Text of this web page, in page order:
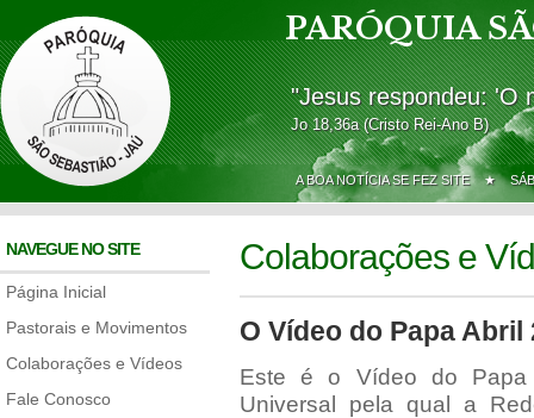
PARÓQUIA
"Jesus respondeu: 'O
Jo 18,36a (Cristo Rei-Ano B)
A BOA NOTÍCIA SE FEZ SITE ★
NAVEGUE NO SITE
Página Inicial
Pastorais e Movimentos
Colaborações e Vídeos
Fale Conosco
Colaborações e
O Vídeo do Papa Abril
Este é o Vídeo do Papa
Universal pela qual a